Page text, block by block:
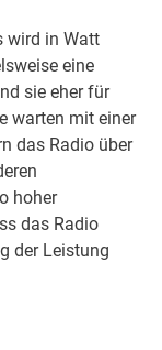
wird in Watt
eine
sie eher für
warten mit einer
das Radio über
hoher
das Radio
der Leistung